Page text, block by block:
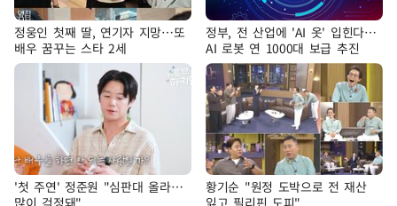
정웅인 첫째 딸, 연기자 지망…또
배우 꿈꾸는 스타 2세
정부, 전 산업에 'AI 옷' 입힌다…
AI 로봇 연 1000대 보급 추진
'첫 주연' 정준원 "심판대 올라…
많이 걱정돼"
황기순 "원정 도박으로 전 재산
잃고 필리핀 도피"